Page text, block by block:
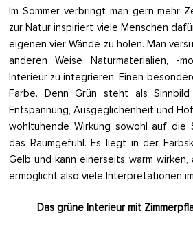
Im Sommer verbringt man gern mehr
zur Natur inspiriert viele Menschen
eigenen vier Wände zu holen. Man
anderen Weise Naturmaterialien, -
Interieur zu integrieren. Einen
Farbe. Denn Grün steht als
Entspannung, Ausgeglichenheit und
wohltuhende Wirkung sowohl auf die
das Raumgefühl. Es liegt in der
Gelb und kann einerseits warm wirken,
ermöglicht also viele Interpretationen
Das grüne Interieur mit